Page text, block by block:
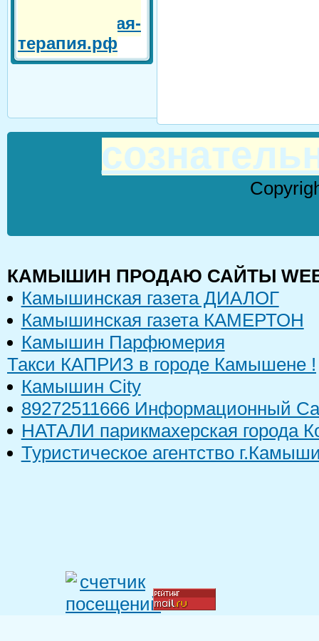
сознательная-
терапия.рф
КАМЫШИН ПРОДАЮ САЙТЫ WEB
Камышинская газета ДИАЛОГ
Камышинская газета КАМЕРТОН
Камышин Парфюмерия
Такси КАПРИЗ в городе Камышене !
Камышин City
89272511666 Информационный
НАТАЛИ парикмахерская города
Туристическое агентство